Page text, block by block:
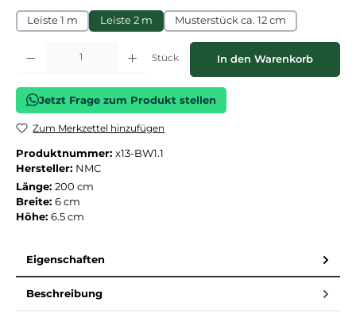
Leiste 1 m Leiste 2 m Musterstück ca. 12 cm
Produkt Anzahl: Gib den gewünschten Wert ein oder benutze die
Stück In den Warenkorb
Jetzt Frage zum Produkt stellen
Zum Merkzettel hinzufügen
Produktnummer: x13-BW1.1
Hersteller: NMC
Länge: 200 cm
Breite: 6 cm
Höhe: 6.5 cm
Eigenschaften
Beschreibung